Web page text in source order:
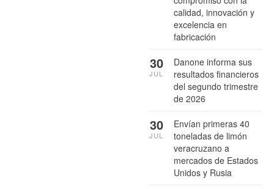
calidad, innovación y
excelencia en
fabricación
Danone informa sus
resultados financieros
del segundo trimestre
de 2026
30
JUL
Envían primeras 40
toneladas de limón
veracruzano a
mercados de Estados
Unidos y Rusia
30
JUL